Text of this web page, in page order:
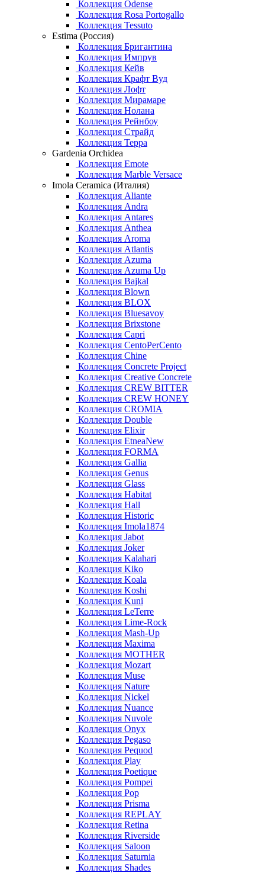
Коллекция Odense
Коллекция Rosa Portogallo
Коллекция Tessuto
Estima (Россия)
Коллекция Бригантина
Коллекция Импрув
Коллекция Кейв
Коллекция Крафт Вуд
Коллекция Лофт
Коллекция Мирамаре
Коллекция Нолана
Коллекция Рейнбоу
Коллекция Страйд
Коллекция Терра
Gardenia Orchidea
Коллекция Emote
Коллекция Marble Versace
Imola Ceramica (Италия)
Коллекция Aliante
Коллекция Andra
Коллекция Antares
Коллекция Anthea
Коллекция Aroma
Коллекция Atlantis
Коллекция Azuma
Коллекция Azuma Up
Коллекция Bajkal
Коллекция Blown
Коллекция BLOX
Коллекция Bluesavoy
Коллекция Brixstone
Коллекция Capri
Коллекция CentoPerCento
Коллекция Chine
Коллекция Concrete Project
Коллекция Creative Concrete
Коллекция CREW BITTER
Коллекция CREW HONEY
Коллекция CROMIA
Коллекция Double
Коллекция Elixir
Коллекция EtneaNew
Коллекция FORMA
Коллекция Gallia
Коллекция Genus
Коллекция Glass
Коллекция Habitat
Коллекция Hall
Коллекция Historic
Коллекция Imola1874
Коллекция Jabot
Коллекция Joker
Коллекция Kalahari
Коллекция Kiko
Коллекция Koala
Коллекция Koshi
Коллекция Kuni
Коллекция LeTerre
Коллекция Lime-Rock
Коллекция Mash-Up
Коллекция Maxima
Коллекция MOTHER
Коллекция Mozart
Коллекция Muse
Коллекция Nature
Коллекция Nickel
Коллекция Nuance
Коллекция Nuvole
Коллекция Onyx
Коллекция Pegaso
Коллекция Pequod
Коллекция Play
Коллекция Poetique
Коллекция Pompei
Коллекция Pop
Коллекция Prisma
Коллекция REPLAY
Коллекция Retina
Коллекция Riverside
Коллекция Saloon
Коллекция Saturnia
Коллекция Shades